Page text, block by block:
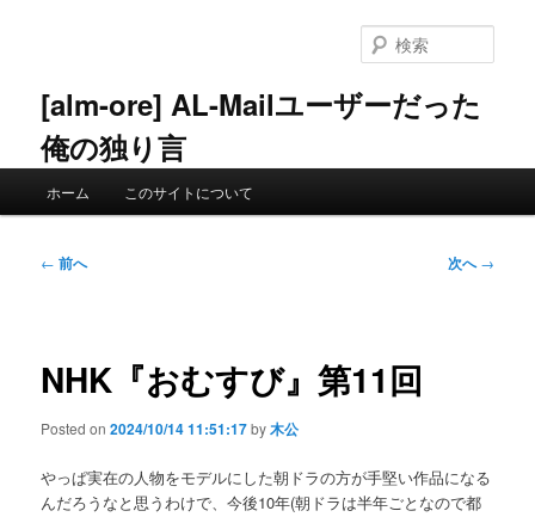
ン
へ
[alm-ore] AL-Mailユーザーだった
俺の独り言
索
ホーム このサイトについて
投
ー
ョ
← 前へ 次へ→
NHK『おむすび』第11回
Posted on2024/10/14 11:51:17by木公
やっぱ実在の人物をモデルにした朝ドラの方が手堅い作品になる
んだろうなと思うわけで、今後10年(朝ドラは半年ごとなので都